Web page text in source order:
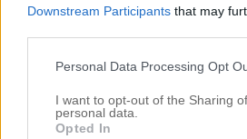
Downstream Participants that may
Personal Data Processing Opt
I want to opt-out of the Sharing
personal data.
Opted In
3 MINUTE BROWCHALLENGE
2 januari 2017, 07:18
HEJ FININGAR! Jag hoppas ni
ett tag sedan spelade jag in
tillsammans med min fina vän